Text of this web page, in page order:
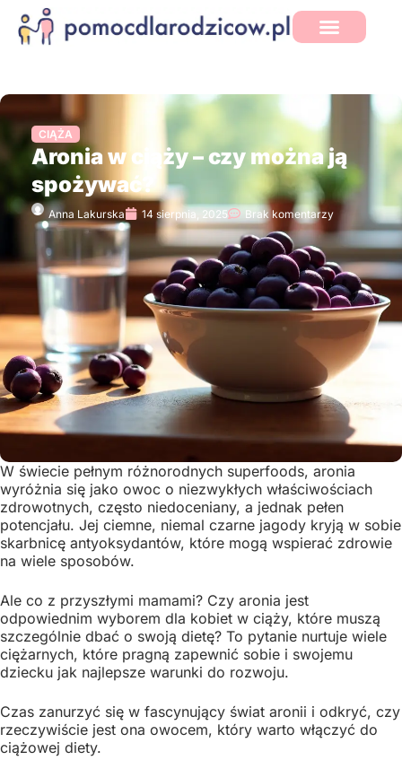
CIĄŻA
Aronia w ciąży – czy można ją
spożywać?
Anna Lakurska 14 sierpnia, 2025 Brak komentarzy
W świecie pełnym różnorodnych superfoods, aronia
wyróżnia się jako owoc o niezwykłych właściwościach
zdrowotnych, często niedoceniany, a jednak pełen
potencjału. Jej ciemne, niemal czarne jagody kryją w sobie
skarbnicę antyoksydantów, które mogą wspierać zdrowie
na wiele sposobów.
Ale co z przyszłymi mamami? Czy aronia jest
odpowiednim wyborem dla kobiet w ciąży, które muszą
szczególnie dbać o swoją dietę? To pytanie nurtuje wiele
ciężarnych, które pragną zapewnić sobie i swojemu
dziecku jak najlepsze warunki do rozwoju.
Czas zanurzyć się w fascynujący świat aronii i odkryć, czy
rzeczywiście jest ona owocem, który warto włączyć do
ciążowej diety.